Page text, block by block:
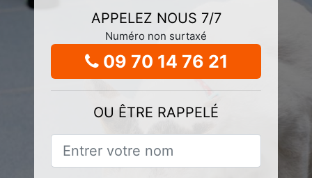
APPELEZ NOUS 7/7
Numéro non surtaxé
09 70 14 76 21
OU ÊTRE RAPPELÉ